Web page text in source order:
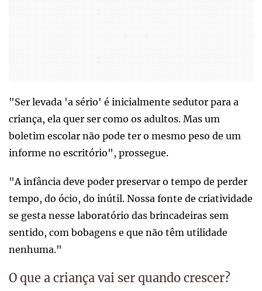
"Ser levada 'a sério' é inicialmente sedutor para a
criança, ela quer ser como os adultos. Mas um
boletim escolar não pode ter o mesmo peso de um
informe no escritório", prossegue.
"A infância deve poder preservar o tempo de perder
tempo, do ócio, do inútil. Nossa fonte de criatividade
se gesta nesse laboratório das brincadeiras sem
sentido, com bobagens e que não têm utilidade
nenhuma."
O que a criança vai ser quando crescer?